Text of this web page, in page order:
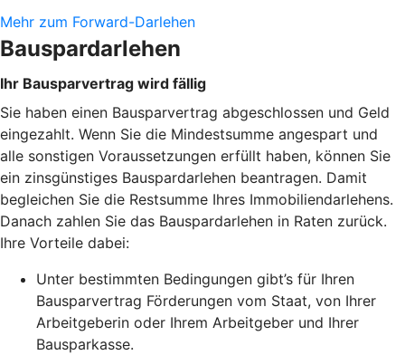
Mehr zum Forward-Darlehen
Bauspardarlehen
Ihr Bausparvertrag wird fällig
Sie haben einen Bausparvertrag abgeschlossen und Geld
eingezahlt. Wenn Sie die Mindestsumme angespart und
alle sonstigen Voraussetzungen erfüllt haben, können Sie
ein zinsgünstiges Bauspardarlehen beantragen. Damit
begleichen Sie die Restsumme Ihres Immobiliendarlehens.
Danach zahlen Sie das Bauspardarlehen in Raten zurück.
Ihre Vorteile dabei:
Unter bestimmten Bedingungen gibt’s für Ihren
Bausparvertrag Förderungen vom Staat, von Ihrer
Arbeitgeberin oder Ihrem Arbeitgeber und Ihrer
Bausparkasse.